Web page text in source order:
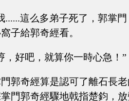
......這么多弟子死了，郭掌
子給郭奇經看。
，好吧，就算你一時心急！”
郭奇經算是認可了離石長
門郭奇經驟地戟指楚鈞，